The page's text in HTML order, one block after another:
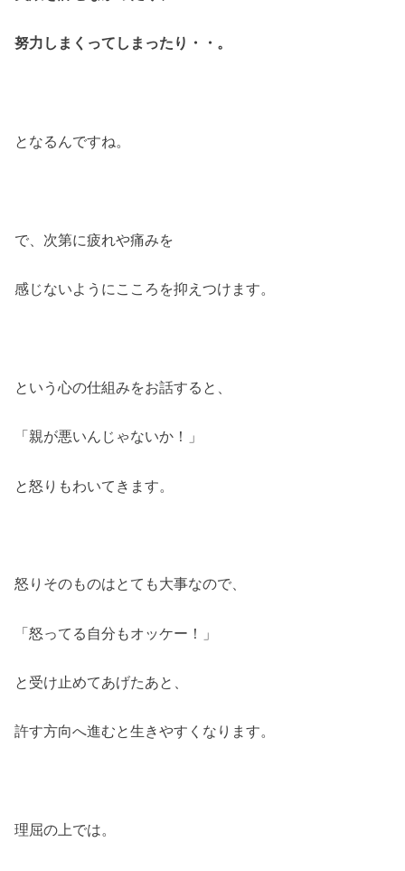
努力しまくってしまったり・・。
となるんですね。
で、次第に疲れや痛みを
感じないようにこころを抑えつけます。
という心の仕組みをお話すると、
「親が悪いんじゃないか！」
と怒りもわいてきます。
怒りそのものはとても大事なので、
「怒ってる自分もオッケー！」
と受け止めてあげたあと、
許す方向へ進むと生きやすくなります。
理屈の上では。